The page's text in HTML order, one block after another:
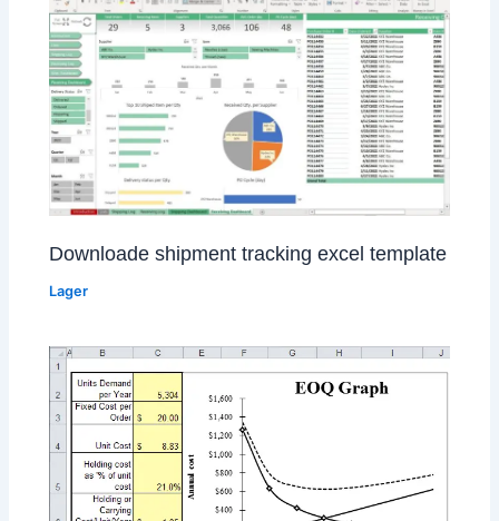
Downloade shipment tracking excel template
Lager